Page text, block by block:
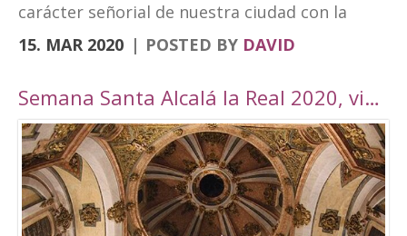
carácter señorial de nuestra ciudad con la
vanguardia y su realidad actual de ciudad
moderna. Fortaleza Abacial y pueblo nuevo.
«convivimos siendo además tierra de frontera
y que hemos querido plasmar en esta marca
tan poderosa». A través de cuatro elementos y
cuatro colores el logo destaca cultura,
patrimonio, entorno natural y experiencias. El
símbolo amarillo, que recuerda a un ojo,
15. MAR 2020 POSTED BY DAVID
Semana Santa Alcalá la Real 2020, viaje por Andalucía